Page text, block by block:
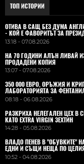
ТОП ИСТОРИИ
ОТИВА В САЩ БЕЗ ДУМА
- КОЙ Е ФАВОРИТЪТ ЗА
13:18 - 07.08.2026
НА 70 ГОДИНИ АЛЪН ЛИВАЙ
ПРОДАДЕНИ КОПИЯ
13:07 - 07.08.2026
350 000 ЕВРО, ОРЪЖИЯ И
ЛАБОРАТОРИЯТА ЗА
08:18 - 06.08.2026
РАЗКРИХА НЕЛЕГАЛЕН ЦЕХ В
КАТО EXTRA VIRGIN ЗЕХТИН
14:28 - 05.08.2026
ВЛАДO ПЕНЕВ В "ОБУВКИТЕ"
ЕДНИ И СЪЩИ НЕЩА ПО
10:52 - 04.08.2026